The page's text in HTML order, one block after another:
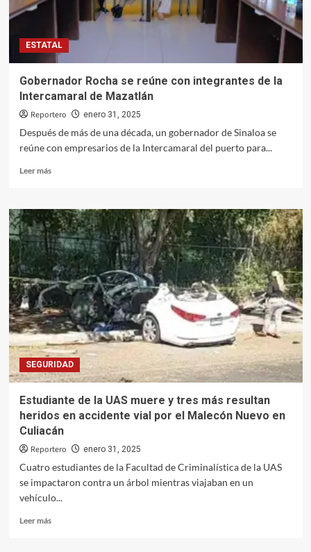
mil
sinaloenses
en
formal
en
2025
ESTATAL
Gobernador Rocha se reúne con integrantes de la
Intercamaral de Mazatlán
Reportero enero 31, 2025
Después de más de una década, un gobernador de Sinaloa se
reúne con empresarios de la Intercamaral del puerto para...
Leer másLeer
Gobernador
Rocha
se
reúne
con
integrantes
de
la
Intercamaral
de
Mazatlán
SEGURIDAD
Estudiante de la UAS muere y tres más resultan
heridos en accidente vial por el Malecón Nuevo en
Culiacán
Reportero enero 31, 2025
Cuatro estudiantes de la Facultad de Criminalística de la UAS
se impactaron contra un árbol mientras viajaban en un
vehículo...
Leer másLeer